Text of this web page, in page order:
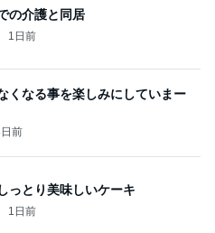
の介護と同居
1日前
くなる事を楽しみにしていまー
前
っとり美味しいケーキ
1日前